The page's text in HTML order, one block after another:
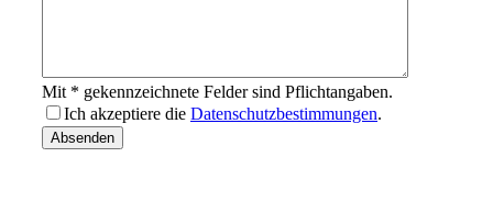
Mit * gekennzeichnete Felder sind Pflichtangaben.
Ich akzeptiere die Datenschutzbestimmungen.
email-
address
Absenden